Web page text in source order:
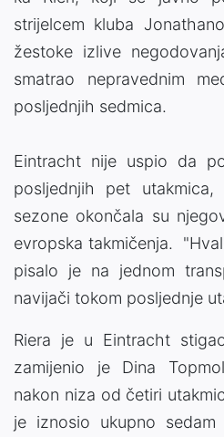
strijelcem kluba
žestoke izlive
smatrao nepravednim
posljednjih sedmica.
Eintracht nije uspio da
posljednjih pet
sezone okončala su
evropska takmičenja.
pisalo je na jednom
navijači tokom posljednje
Riera je u Eintracht
zamijenio je Dina
nakon niza od četiri
je iznosio ukupno